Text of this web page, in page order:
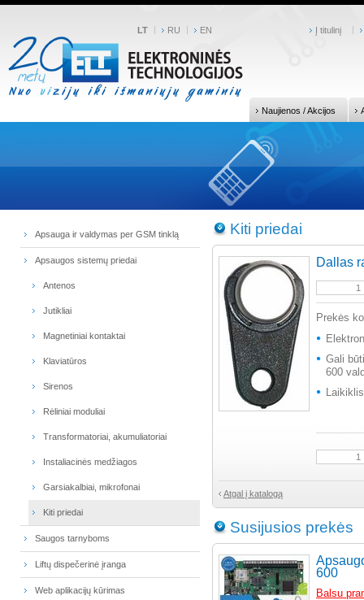
LT RU EN Į titulinį
Naujienos / Akcijos
Apsauga ir valdymas per GSM tinklą
Apsaugos sistemų priedai
Antenos
Jutikliai
Magnetiniai kontaktai
Klaviatūros
Sirenos
Rėliniai moduliai
Transformatoriai, akumuliatoriai
Instaliacinės medžiagos
Garsiakalbiai, mikrofonai
Kiti priedai
Saugos tarnyboms
Liftų dispečerinė įranga
Web aplikacijų kūrimas
Kiti priedai
Dallas
Prekės
Gali
600
Atgal į katalogą
Susijusios prekės
600
Balsu